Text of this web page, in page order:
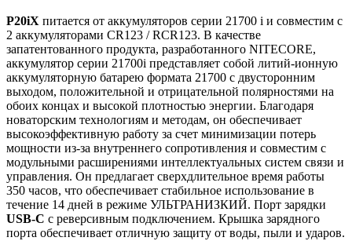
P20iX питается от аккумуляторов серии 21700 i и совместим с
2 аккумуляторами CR123 / RCR123. В качестве
запатентованного продукта, разработанного NITECORE,
аккумулятор серии 21700i представляет собой литий-ионную
аккумуляторную батарею формата 21700 с двусторонним
выходом, положительной и отрицательной полярностями на
обоих концах и высокой плотностью энергии. Благодаря
новаторским технологиям и методам, он обеспечивает
высокоэффективную работу за счет минимизации потерь
мощности из-за внутреннего сопротивления и совместим с
модульными расширениями интеллектуальных систем связи и
управления. Он предлагает сверхдлительное время работы
350 часов, что обеспечивает стабильное использование в
течение 14 дней в режиме УЛЬТРАНИЗКИЙ. Порт зарядки
USB-C с реверсивным подключением. Крышка зарядного
порта обеспечивает отличную защиту от воды, пыли и ударов.